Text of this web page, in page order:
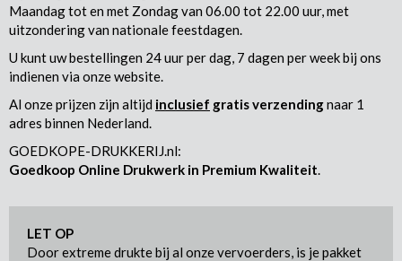
Maandag tot en met Zondag van 06.00 tot 22.00 uur, met
uitzondering van nationale feestdagen.
U kunt uw bestellingen 24 uur per dag, 7 dagen per week bij ons
indienen via onze website.
Al onze prijzen zijn altijd inclusief gratis verzendingnaar 1
adres binnen Nederland.
GOEDKOPE-DRUKKERIJ.nl:
Goedkoop Online Drukwerk in Premium Kwaliteit.
LET OP
Door extreme drukte bij al onze vervoerders, is je pakket